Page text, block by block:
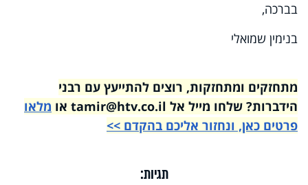
בברכה,
בנימין שמואלי
מתחזקים ומתחזקות, רוצים להתייעץ עם רבני
הידברות? שלחו מייל אל tamir@htv.co.il או
מלאו
פרטים כאן, ונחזור אליכם בהקדם >>
תגיות: